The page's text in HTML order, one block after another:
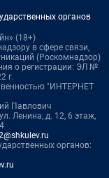
органов
(18+)
в сфере связи,
(Роскомнадзор)
о регистрации: ЭЛ №
г.
"ИНТЕРНЕТ
Павлович
Ленина, д. 12, 6 этаж,
органов: